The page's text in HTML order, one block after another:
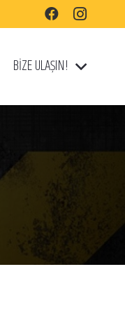
BİZE ULAŞIN!